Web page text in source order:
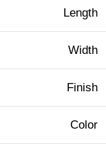
Length
Width
Finish
Color